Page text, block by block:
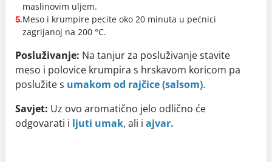
maslinovim uljem.
5.Meso i krumpire pecite oko 20 minuta u pećnici
zagrijanoj na 200 °C.
Posluživanje: Na tanjur za posluživanje stavite
meso i polovice krumpira s hrskavom koricom pa
poslužite s umakom od rajčice (salsom).
Savjet: Uz ovo aromatično jelo odlično će
odgovarati i ljuti umak, ali i ajvar.